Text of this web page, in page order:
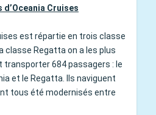
d’Oceania Cruises
est répartie en trois classe
classe Regatta on a les plus
transporter 684 passagers : le
et le Regatta. Ils naviguent
tous été modernisés entre